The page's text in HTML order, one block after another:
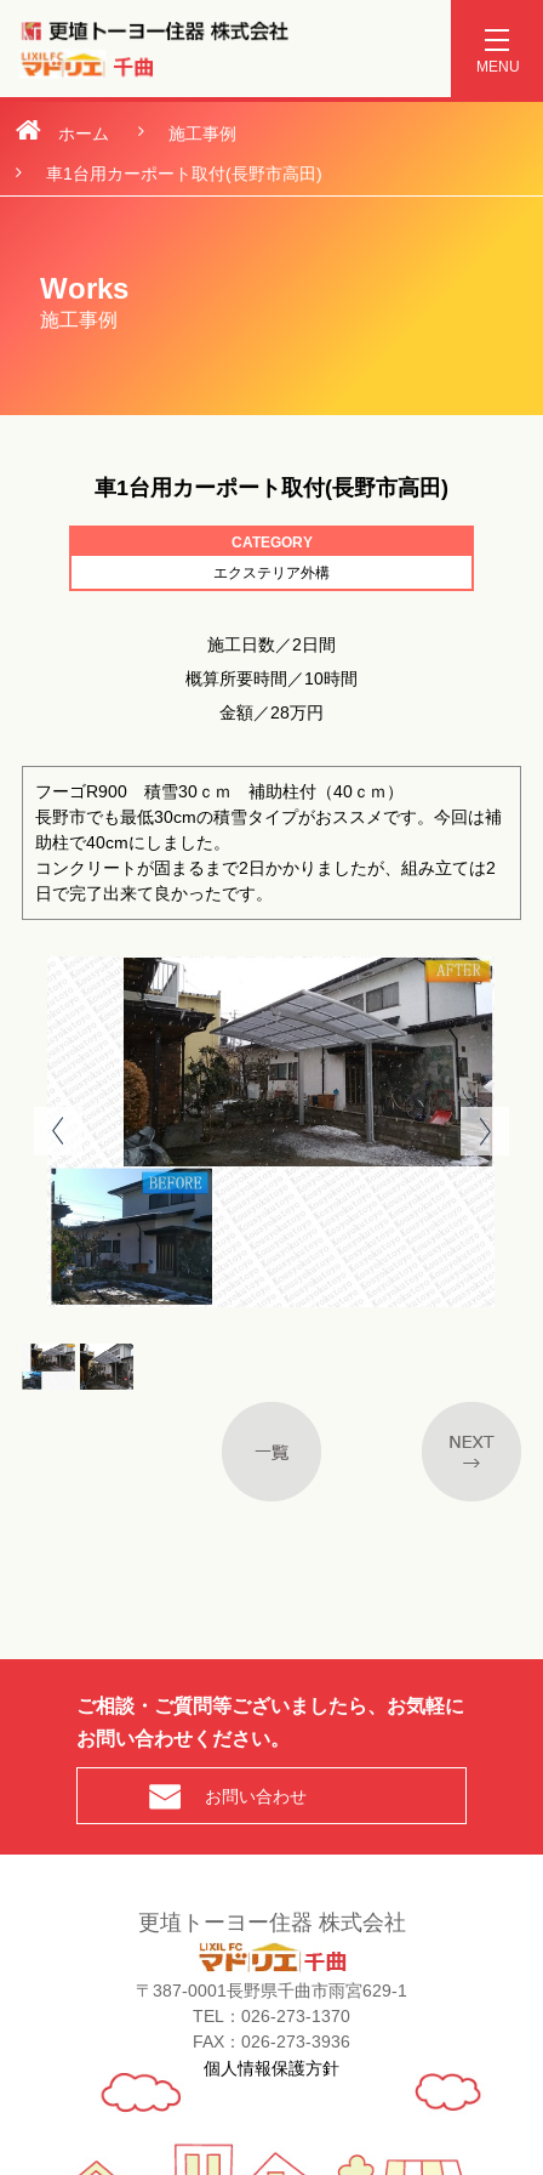
ホーム 施工事例
車1台用カーポート取付(長野市高田)
Works
施工事例
車1台用カーポート取付(長野市高田)
CATEGORY
エクステリア外構
施工日数／2日間
概算所要時間／10時間
金額／28万円
フーゴR900 積雪30ｃｍ 補助柱付（40ｃｍ）
長野市でも最低30cmの積雪タイプがおススメです。今回は補
助柱で40cmにしました。
コンクリートが固まるまで2日かかりましたが、組み立ては2
日で完了出来て良かったです。
ご相談・ご質問等ございましたら、お気軽に
お問い合わせください。
お問い合わせ
更埴トーヨー住器 株式会社
〒387-0001長野県千曲市雨宮629-1
TEL：026-273-1370
FAX：026-273-3936
個人情報保護方針